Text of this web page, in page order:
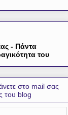
- Πάντα
του
στο mail σας
του blog